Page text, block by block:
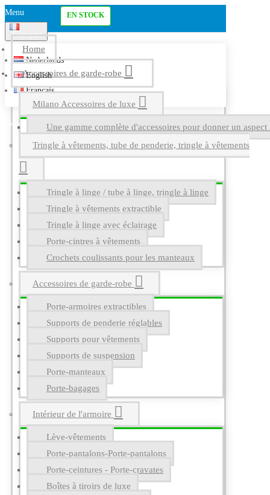
Menu
Français
Nederlands
English
Français
Home
Accessoires de garde-robe
Milano Accessoires de luxe
Une gamme complète d'accessoires pour donner un
Tringle à vêtements, tube de penderie, tringle à vêtements
Tringle à linge / tube à linge, tringle à linge
Tringle à vêtements extractible
Tringle à linge avec éclairage
Porte-cintres à vêtements
Crochets coulissants pour les manteaux
Accessoires de garde-robe
Porte-armoires extractibles
Supports de penderie réglables
Supports pour vêtements
Supports de suspension
Porte-manteaux
Porte-bagages
Intérieur de l'armoire
Lève-vêtements
Porte-pantalons-Porte-pantalons
Porte-ceintures - Porte-cravates
Boîtes à tiroirs de luxe
EN STOCK